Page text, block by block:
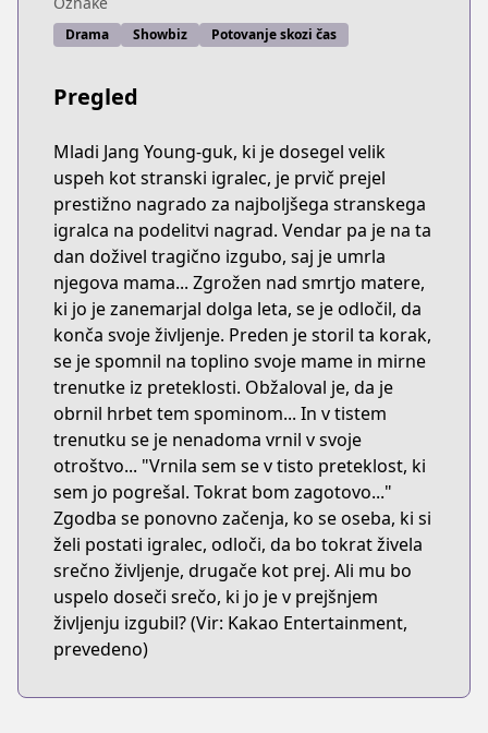
Drama Showbiz Potovanje skozi čas
Pregled
Mladi Jang Young-guk, ki je dosegel velik
uspeh kot stranski igralec, je prvič prejel
prestižno nagrado za najboljšega stranskega
igralca na podelitvi nagrad. Vendar pa je na ta
dan doživel tragično izgubo, saj je umrla
njegova mama... Zgrožen nad smrtjo matere,
ki jo je zanemarjal dolga leta, se je odločil, da
konča svoje življenje. Preden je storil ta korak,
se je spomnil na toplino svoje mame in mirne
trenutke iz preteklosti. Obžaloval je, da je
obrnil hrbet tem spominom... In v tistem
trenutku se je nenadoma vrnil v svoje
otroštvo... "Vrnila sem se v tisto preteklost, ki
sem jo pogrešal. Tokrat bom zagotovo..."
Zgodba se ponovno začenja, ko se oseba, ki si
želi postati igralec, odloči, da bo tokrat živela
srečno življenje, drugače kot prej. Ali mu bo
uspelo doseči srečo, ki jo je v prejšnjem
življenju izgubil? (Vir: Kakao Entertainment,
prevedeno)